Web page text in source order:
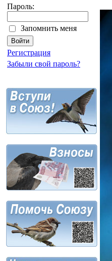
Пароль:
Запомнить меня
Регистрация
Забыли свой пароль?